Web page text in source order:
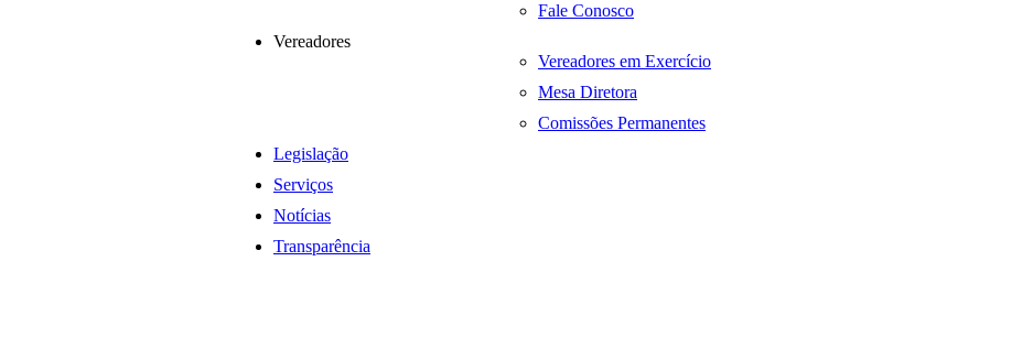
Fale Conosco
Vereadores
Vereadores em Exercício
Mesa Diretora
Comissões Permanentes
Legislação
Serviços
Notícias
Transparência